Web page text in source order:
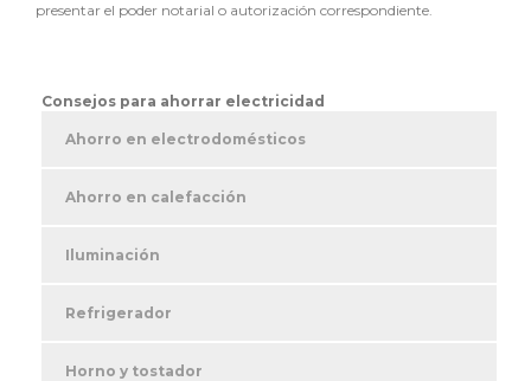
presentar el poder notarial o autorización correspondiente.
Consejos para ahorrar electricidad
Ahorro en electrodomésticos
Ahorro en calefacción
Iluminación
Refrigerador
Horno y tostador